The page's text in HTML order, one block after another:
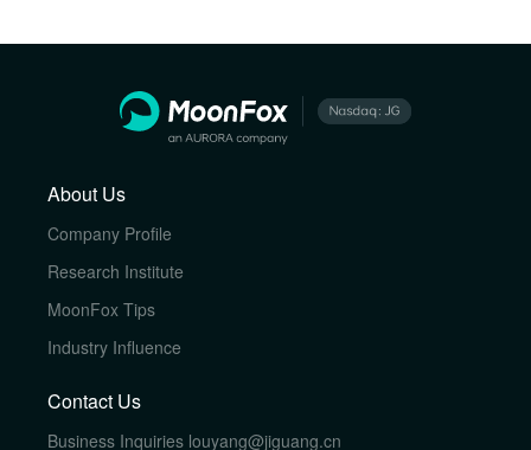
About Us
Company Profile
Research Institute
MoonFox Tips
Industry Influence
Contact Us
Business Inquiries louyang@jiguang.cn